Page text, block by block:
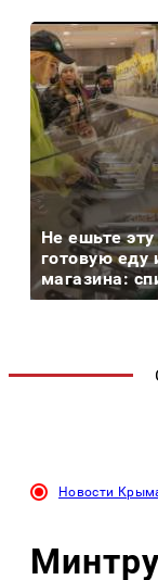
Не ешьте эту
готовую еду
магазина:
Новости